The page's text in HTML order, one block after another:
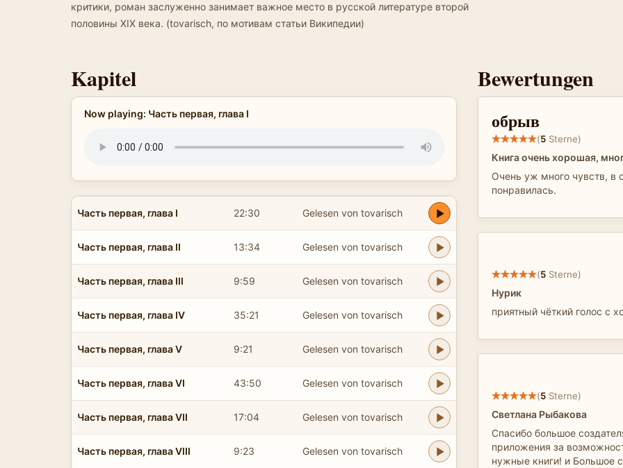
критики, роман заслуженно занимает важное место в русской литературе второй
половины XIX века. (tovarisch, по мотивам статьи Википедии)
Kapitel
Now playing: Часть первая, глава I
Часть первая, глава I 22:30 Gelesen von tovarisch
Часть первая, глава II 13:34 Gelesen von tovarisch
Часть первая, глава III 9:59 Gelesen von tovarisch
Часть первая, глава IV 35:21 Gelesen von tovarisch
Часть первая, глава V 9:21 Gelesen von tovarisch
Часть первая, глава VI 43:50 Gelesen von tovarisch
Часть первая, глава VII 17:04 Gelesen von tovarisch
Часть первая, глава VIII 9:23 Gelesen von tovarisch
Bewertungen
обрыв
(5 Sterne)
Книга очень хорошая,
Очень уж много чувств, в
понравилась.
(5 Sterne)
Нурик
приятный чёткий голос с
(5 Sterne)
Светлана Рыбакова
Спасибо большое
приложения за
нужные книги! и Большое